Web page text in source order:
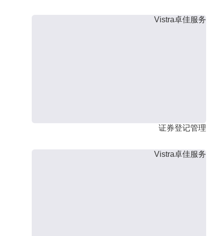
Vistra卓佳服务
证券登记管理
Vistra卓佳服务